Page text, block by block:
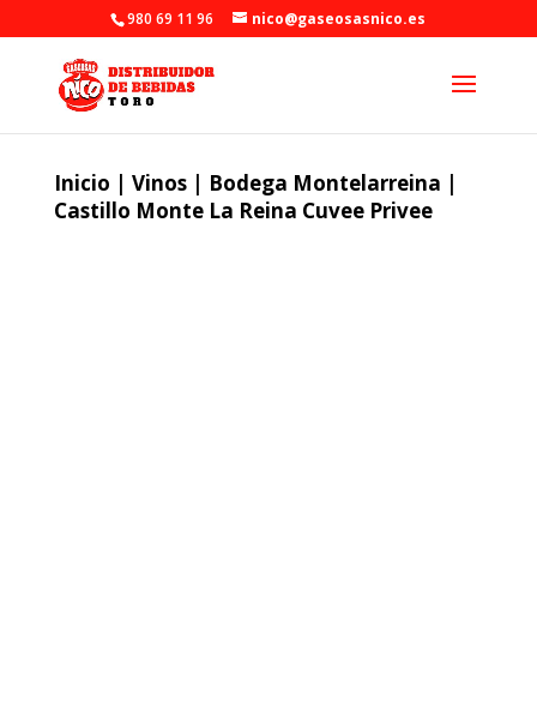
980 69 11 96 nico@gaseosasnico.es
Inicio | Vinos| Bodega Montelarreina |
Castillo Monte La Reina Cuvee Privee